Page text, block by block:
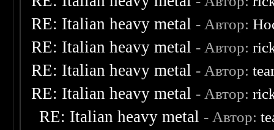
RE: Italian heavy metal - Автор:
RE: Italian heavy metal - Автор:
RE: Italian heavy metal - Автор:
RE: Italian heavy metal - Автор:
RE: Italian heavy metal - Автор: